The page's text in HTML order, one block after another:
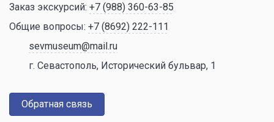
Заказ экскурсий: +7 (988) 360-63-85
Общие вопросы: +7 (8692) 222-111
sevmuseum@mail.ru
г. Севастополь, Исторический бульвар, 1
Обратная связь